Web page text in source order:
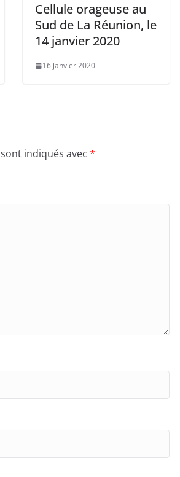
Cellule orageuse au
Sud de La Réunion, le
14 janvier 2020
16 janvier 2020
indiqués avec *